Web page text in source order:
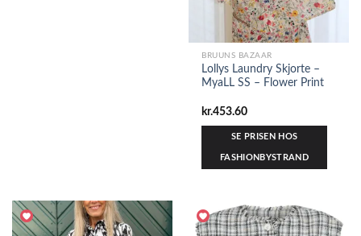
BRUUNS BAZAAR
Lollys Laundry Skjorte –
MyaLL SS – Flower Print
kr.453.60
SE PRISEN HOS
FASHIONBYSTRAND